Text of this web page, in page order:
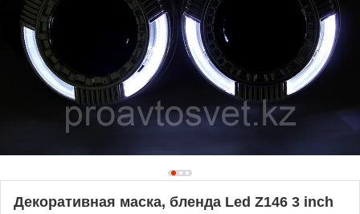
Декоративная маска, бленда Led Z146 3 inch